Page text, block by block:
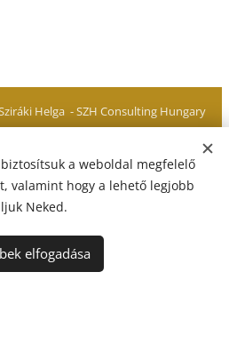
Helga - SZH Consulting Hungary
Jogi Nyilatkozat
Sütik
a weboldal megfelelő
valamint hogy a lehető legjobb
Neked.
elfogadása